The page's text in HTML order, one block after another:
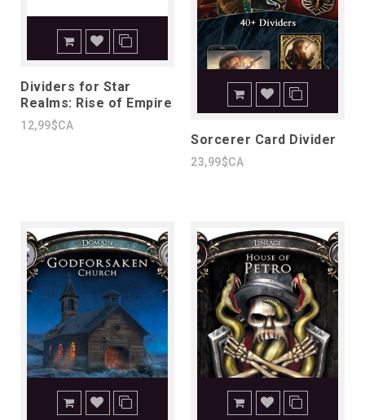
Dividers for Star
Realms: Rise of Empire
12,99$CA
Sorcerer Card Divider
23,99$CA